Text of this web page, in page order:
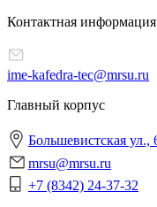
Контактная информация
ime-kafedra-tec@mrsu.ru
Главный корпус
Большевистская ул.,
mrsu@mrsu.ru
+7 (8342) 24-37-32